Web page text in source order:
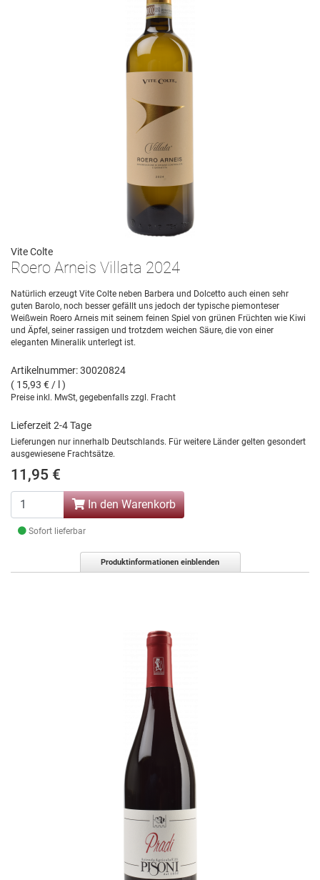
Vite Colte
Roero Arneis Villata 2024
Natürlich erzeugt Vite Colte neben Barbera und Dolcetto auch einen sehr
guten Barolo, noch besser gefällt uns jedoch der typische piemonteser
Weißwein Roero Arneis mit seinem feinen Spiel von grünen Früchten wie Kiwi
und Äpfel, seiner rassigen und trotzdem weichen Säure, die von einer
eleganten Mineralik unterlegt ist.
Artikelnummer: 30020824
( 15,93 € / l )
Preise inkl. MwSt, gegebenfalls zzgl. Fracht
Lieferzeit 2-4 Tage
Lieferungen nur innerhalb Deutschlands. Für weitere Länder gelten gesondert
ausgewiesene Frachtsätze.
11,95 €
In den Warenkorb
Sofort lieferbar
Produktinformationen einblenden